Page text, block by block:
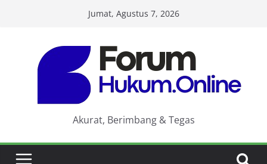
Jumat, Agustus 7, 2026
Akurat, Berimbang & Tegas